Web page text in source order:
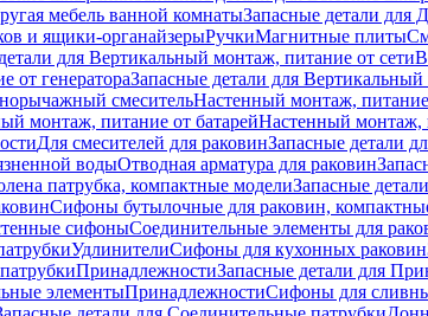
мебель ванной комнатыЗапасные детали для
и ящики-органайзерыРучкиМагнитные плиты
для Вертикальный монтаж, питание от сети
от генератораЗапасные детали для
смесительНастенный монтаж, питание
монтаж, питание от батарейНастенный монтаж,
Для смесителей для раковинЗапасные детали
водыОтводная арматура для раковин
патрубка, компактные моделиЗапасные
Сифоны бутылочные для раковин,
сифоныСоединительные элементы для
УдлинителиСифоны для кухонных раковин
ПринадлежностиЗапасные детали для
элементыПринадлежностиСифоны для